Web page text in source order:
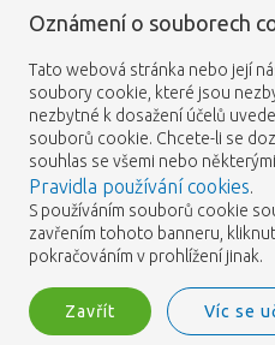
Oznámení o souborech
Tato webová stránka nebo její
soubory cookie, které jsou
nezbytné k dosažení účelů
souborů cookie. Chcete-li se
souhlas se všemi nebo
Pravidla používání cookies.
S používáním souborů cookie
zavřením tohoto banneru,
pokračováním v prohlížení jinak.
Zavřít Víc se